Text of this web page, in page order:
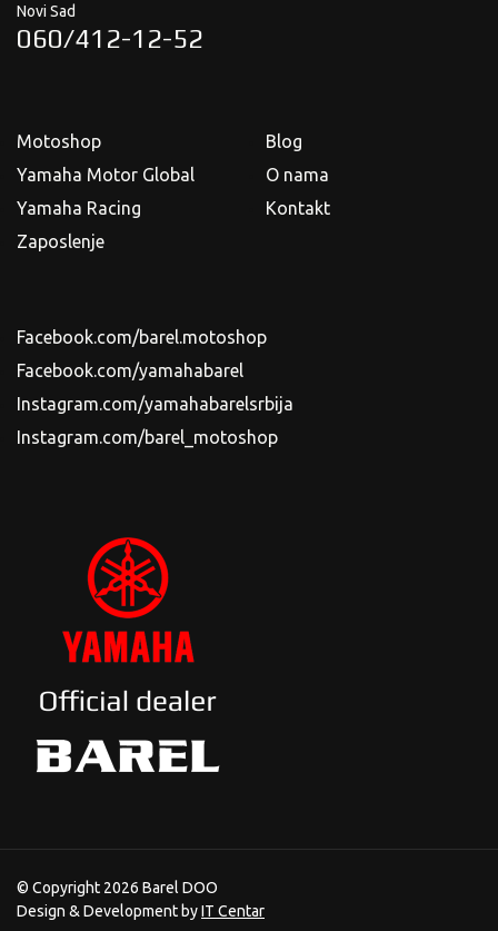
Novi Sad
060/412-12-52
Motoshop
Yamaha Motor Global
Yamaha Racing
Zaposlenje
Blog
O nama
Kontakt
Facebook.com/barel.motoshop
Facebook.com/yamahabarel
Instagram.com/yamahabarelsrbija
Instagram.com/barel_motoshop
© Copyright 2026 Barel DOO
Design & Development byIT Centar